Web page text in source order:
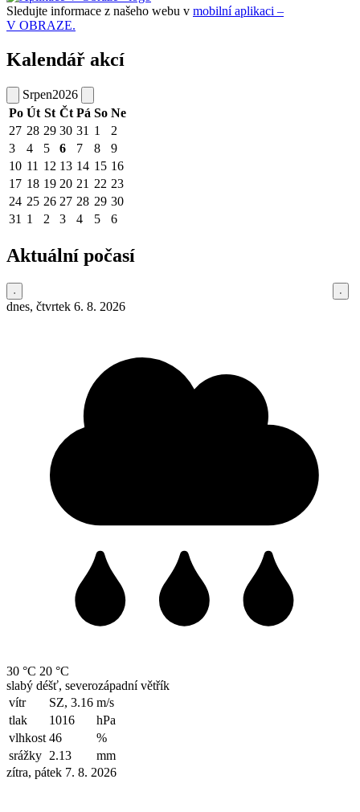
Sledujte informace z našeho webu v mobilní aplikaci –
V OBRAZE.
Kalendář akcí
Srpen2026
Po Út St Čt Pá So Ne
27 28 29 30 31 1
2
3
4 5 6 7 8
9
10 11 12 13 14 15 16
17 18 19 20 21 22 23
24 25 26 27 28 29 30
31 1 2 3 4 5 6
Aktuální počasí
dnes, čtvrtek 6. 8. 2026
30 °C 20 °C
slabý déšť, severozápadní větřík
vítr
SZ, 3.16 m/s
tlak
1016
hPa
vlhkost 46
%
srážky 2.13
mm
zítra, pátek 7. 8. 2026